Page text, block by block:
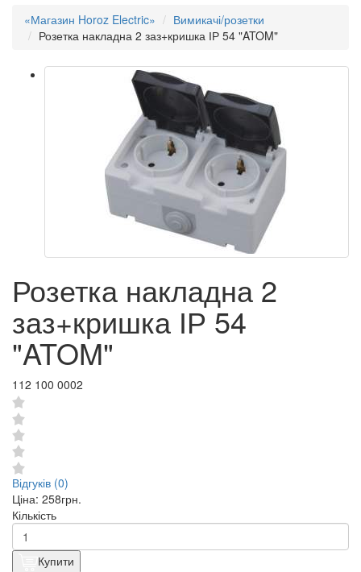
«Магазин Horoz Electric»
Вимикачі/розетки
Розетка накладна 2 заз+кришка ІР 54 "ATOM"
Розетка накладна 2
заз+кришка ІР 54
"ATOM"
112 100 0002
Відгуків (0)
Ціна: 258грн.
Кількість
Купити